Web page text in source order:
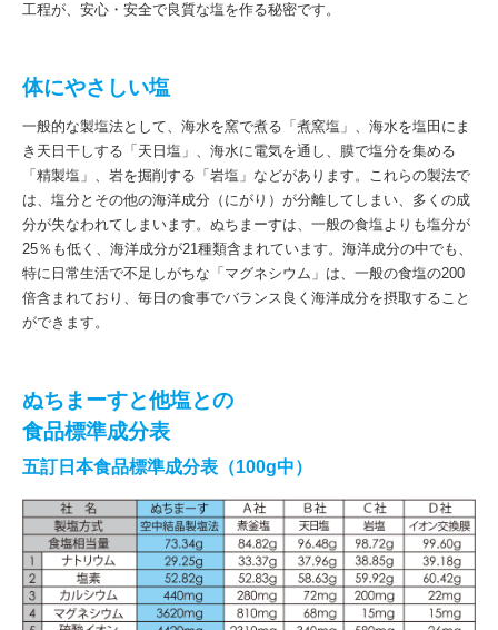
工程が、安心・安全で良質な塩を作る秘密です。
体にやさしい塩
一般的な製塩法として、海水を窯で煮る「煮窯塩」、海水を塩田にま
き天日干しする「天日塩」、海水に電気を通し、膜で塩分を集める
「精製塩」、岩を掘削する「岩塩」などがあります。これらの製法で
は、塩分とその他の海洋成分（にがり）が分離してしまい、多くの成
分が失なわれてしまいます。ぬちまーすは、一般の食塩よりも塩分が
25％も低く、海洋成分が21種類含まれています。海洋成分の中でも、
特に日常生活で不足しがちな「マグネシウム」は、一般の食塩の200
倍含まれており、毎日の食事でバランス良く海洋成分を摂取すること
ができます。
ぬちまーすと他塩との
食品標準成分表
五訂日本食品標準成分表（100g中）